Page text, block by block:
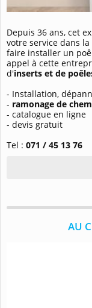
Depuis 36 ans, cet
votre service dans
faire installer un
appel à cette
d'inserts et de
- Installation,
- ramonage de
- catalogue en ligne
- devis gratuit
Tel : 071 / 45 13 76
AU